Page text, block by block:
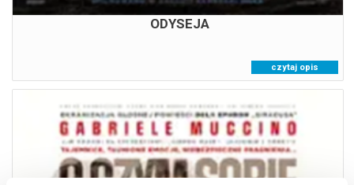
ODYSEJA
czytaj opis